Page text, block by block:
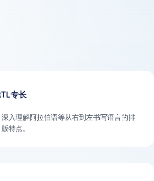
专长
深入理解阿拉伯语等从右到左书写语言的排
版特点。